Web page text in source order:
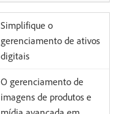
Simplifique o
gerenciamento de ativos
digitais
O gerenciamento de
imagens de produtos e